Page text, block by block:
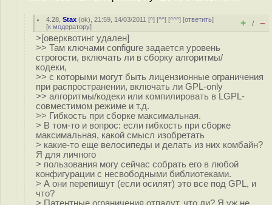
4.28 ,Stax (ok), 21:59, 14/03/2011 [^] [^^] [^^^] [ответить]
[к модератору] + / –
>[оверквотинг удален]
>> Там ключами configure задается уровень
строгости, включать ли в сборку алгоритмы/
кодеки,
>> с которыми могут быть лицензионные ограничения
при распространении, включать ли GPL-only
>> алгоритмы/кодеки или компилировать в LGPL-
совместимом режиме и т.д.
>> Гибкость при сборке максимальная.
> В том-то и вопрос: если гибкость при сборке
максимальная, какой смысл изобретать
> какие-то еще велосипеды и делать из них комбайн?
Я для личного
> пользования могу сейчас собрать его в любой
конфигурации с несвободными библиотеками.
> А они перепишут (если осилят) это все под GPL, и
что?